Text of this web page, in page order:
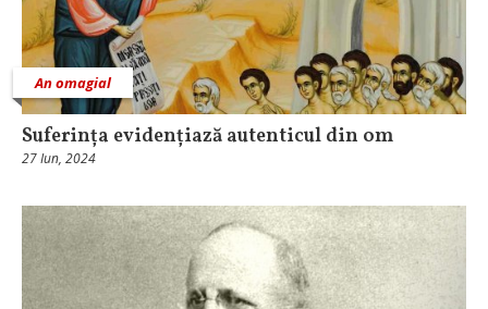
An omagial
Suferința evidențiază autenticul din om
27 Iun, 2024